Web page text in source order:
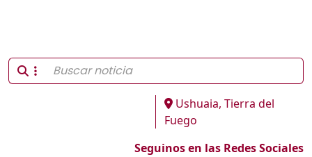
Ushuaia, Tierra del
Fuego
Seguinos en las Redes Sociales